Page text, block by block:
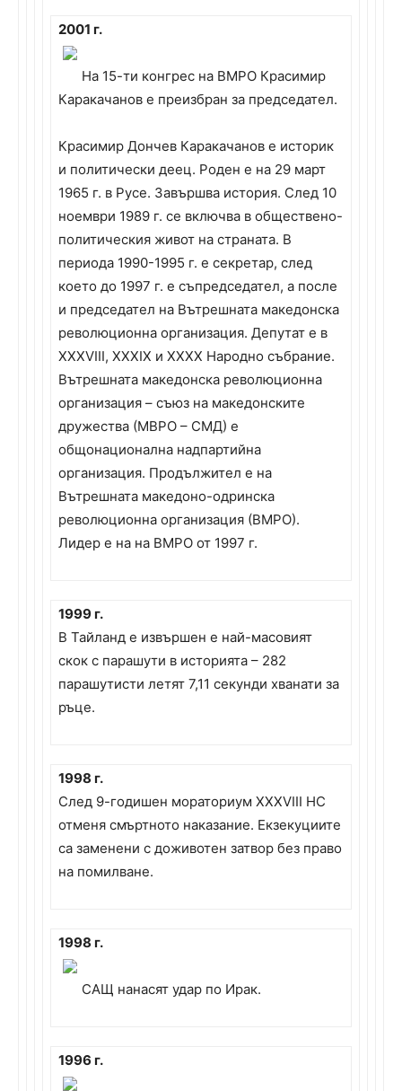
2001 г.
На 15-ти конгрес на ВМРО Красимир
Каракачанов е преизбран за председател.
Красимир Дончев Каракачанов е историк
и политически деец. Роден е на 29 март
1965 г. в Русе. Завършва история. След 10
ноември 1989 г. се включва в обществено-
политическия живот на страната. В
периода 1990-1995 г. е секретар, след
което до 1997 г. е съпредседател, а после
и председател на Вътрешната македонска
революционна организация. Депутат е в
ХХXVIII, ХХXІХ и ХХХХ Народно събрание.
Вътрешната македонска революционна
организация – съюз на македонските
дружества (МВРО – СМД) е
общонационална надпартийна
организация. Продължител е на
Вътрешната македоно-одринска
революционна организация (ВМРО).
Лидер е на на ВМРО от 1997 г.
1999 г.
В Тайланд е извършен е най-масовият
скок с парашути в историята – 282
парашутисти летят 7,11 секунди хванати за
ръце.
1998 г.
След 9-годишен мораториум XXXVIII НС
отменя смъртното наказание. Екзекуциите
са заменени с доживотен затвор без правo
на помилване.
1998 г.
САЩ нанасят удар по Ирак.
1996 г.